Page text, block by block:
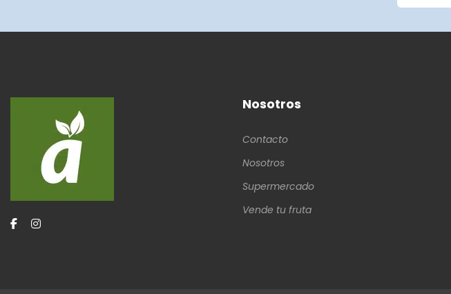
Nosotros
Contacto
Nosotros
Supermercado
Vende tu fruta